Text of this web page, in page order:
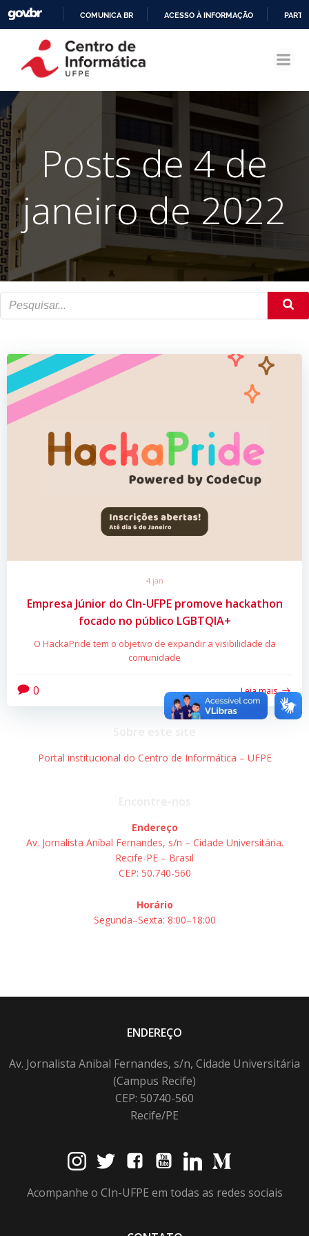
CONTEÚDO
COMUNICA BR ACESSO À INFORMAÇÃO
Posts de 4 de
janeiro de 2022
4 jan
Empresa Júnior do CIn-UFPE promove hackathon
focado no público LGBTQIA+
O HackaPride tem o objetivo de expandir a visibilidade da
comunidade
0 Leia mais
Portal institucional do Centro de Informática – UFPE
Endereço
Av. Jornalista Aníbal Fernandes, s/n – Cidade Universitária.
Recife-PE – Brasil
CEP: 50.740-560
Horário
Segunda–Sexta: 8:00–18:00
ENDEREÇO
Av. Jornalista Anibal Fernandes, s/n, Cidade Universitária
(Campus Recife)
CEP: 50740-560
Recife/PE
Acompanhe o CIn-UFPE em todas as redes sociais